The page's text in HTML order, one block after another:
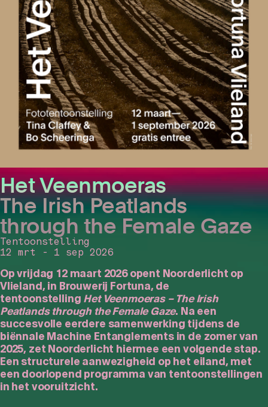
Het Veenmoeras
The Irish Peatlands
through the Female Gaze
Tentoonstelling
12 mrt - 1 sep 2026
Op vrijdag 12 maart 2026 opent Noorderlicht op
Vlieland, in Brouwerij Fortuna, de
tentoonstelling Het Veenmoeras – The Irish
Peatlands through the Female Gaze. Na een
succesvolle eerdere samenwerking tijdens de
biënnale Machine Entanglements in de zomer van
2025, zet Noorderlicht hiermee een volgende stap.
Een structurele aanwezigheid op het eiland, met
een doorlopend programma van tentoonstellingen
in het vooruitzicht.